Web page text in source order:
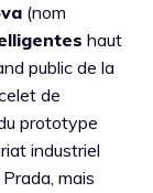
(nom
haut
public de la
de
prototype
industriel
mais